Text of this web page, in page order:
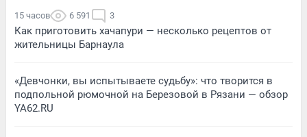
15 часов 6 591 3
Как приготовить хачапури — несколько рецептов от
жительницы Барнаула
«Девчонки, вы испытываете судьбу»: что творится в
подпольной рюмочной на Березовой в Рязани — обзор
YA62.RU